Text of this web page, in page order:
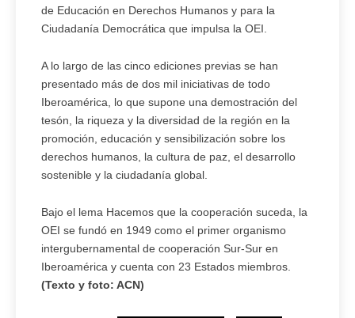
de Educación en Derechos Humanos y para la
Ciudadanía Democrática que impulsa la OEI.
A lo largo de las cinco ediciones previas se han
presentado más de dos mil iniciativas de todo
Iberoamérica, lo que supone una demostración del
tesón, la riqueza y la diversidad de la región en la
promoción, educación y sensibilización sobre los
derechos humanos, la cultura de paz, el desarrollo
sostenible y la ciudadanía global.
Bajo el lema Hacemos que la cooperación suceda, la
OEI se fundó en 1949 como el primer organismo
intergubernamental de cooperación Sur-Sur en
Iberoamérica y cuenta con 23 Estados miembros.
(Texto y foto: ACN)